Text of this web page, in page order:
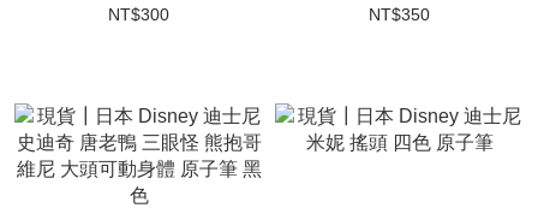
NT$300
絲 三色 原子筆
NT$350